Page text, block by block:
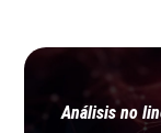
Análisis no